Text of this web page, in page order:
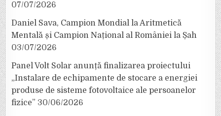
07/07/2026
Daniel Sava, Campion Mondial la Aritmetică
Mentală și Campion Național al României la Șah
03/07/2026
Panel Volt Solar anunță finalizarea proiectului
„Instalare de echipamente de stocare a energiei
produse de sisteme fotovoltaice ale persoanelor
fizice” 30/06/2026